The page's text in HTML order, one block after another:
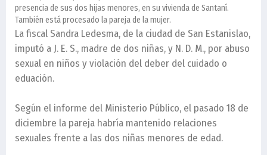
presencia de sus dos hijas menores, en su vivienda de Santaní­.
También está procesado la pareja de la mujer.
La fiscal Sandra Ledesma, de la ciudad de San Estanislao,
imputó a J. E. S., madre de dos niñas, y N. D. M., por abuso
sexual en niños y violación del deber del cuidado o
eduación.
Según el informe del Ministerio Público, el pasado 18 de
diciembre la pareja habría mantenido relaciones
sexuales frente a las dos niñas menores de edad.